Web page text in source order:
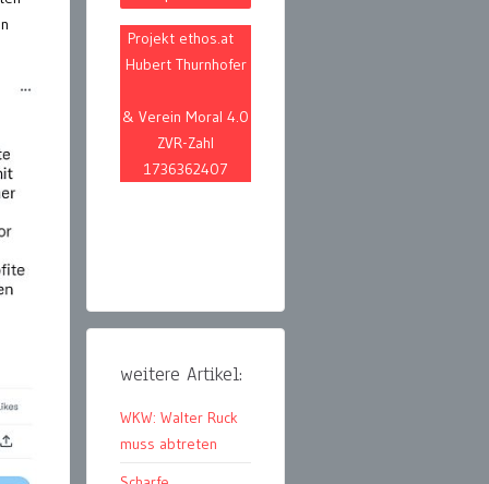
Projekt ethos.at
Hubert Thurnhofer
& Verein Moral 4.0
ZVR-Zahl
1736362407
weitere Artikel:
WKW: Walter Ruck
muss abtreten